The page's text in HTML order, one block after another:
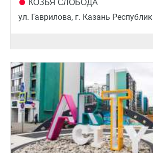
КОЗЬЯ СЛОБОДА
ул. Гаврилова, г. Казань